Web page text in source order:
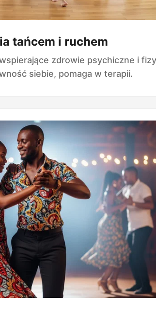
tańcem i ruchem
zdrowie psychiczne i
siebie, pomaga w terapii.